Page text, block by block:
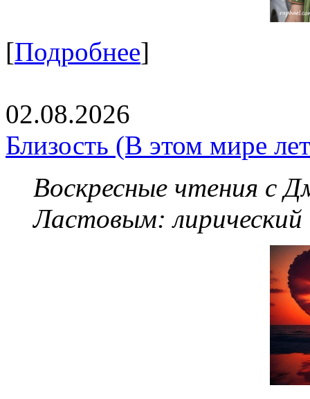
[Подробнее]
02.08.2026
Близость (В этом мире
Воскресные чтения с
Ластовым: